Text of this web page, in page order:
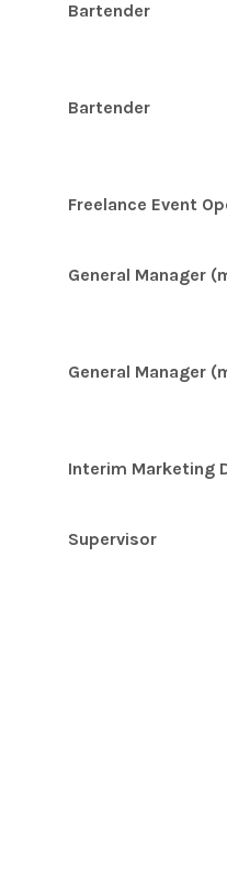
Bartender
Bartender
Freelance Event
General Manager
General Manager
Interim Marketing
Supervisor